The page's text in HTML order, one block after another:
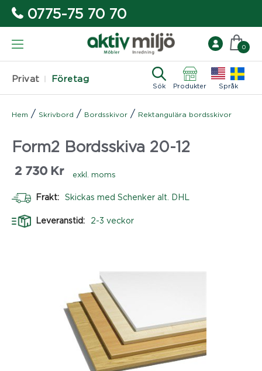
0775-75 70 70
Privat Företag
Sök Produkter Språk
0
Hem / Skrivbord / Bordsskivor / Rektangulära bordsskivor
Form2 Bordsskiva 20-12
2 730 Kr exkl. moms
Frakt: Skickas med Schenker alt. DHL
Leveranstid: 2-3 veckor